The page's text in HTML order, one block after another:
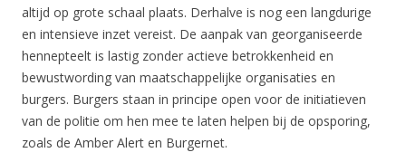
altijd op grote schaal plaats. Derhalve is nog een langdurige
en intensieve inzet vereist. De aanpak van georganiseerde
hennepteelt is lastig zonder actieve betrokkenheid en
bewustwording van maatschappelijke organisaties en
burgers. Burgers staan in principe open voor de initiatieven
van de politie om hen mee te laten helpen bij de opsporing,
zoals de Amber Alert en Burgernet.